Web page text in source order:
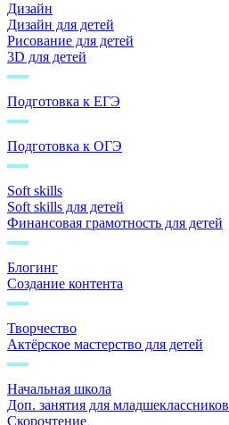
Дизайн
Дизайн для детей
Рисование для детей
3D для детей
Подготовка к ЕГЭ
Подготовка к ОГЭ
Soft skills
Soft skills для детей
Финансовая грамотность для детей
Блогинг
Создание контента
Творчество
Актёрское мастерство для детей
Начальная школа
Доп. занятия для младшеклассников
Скорочтение